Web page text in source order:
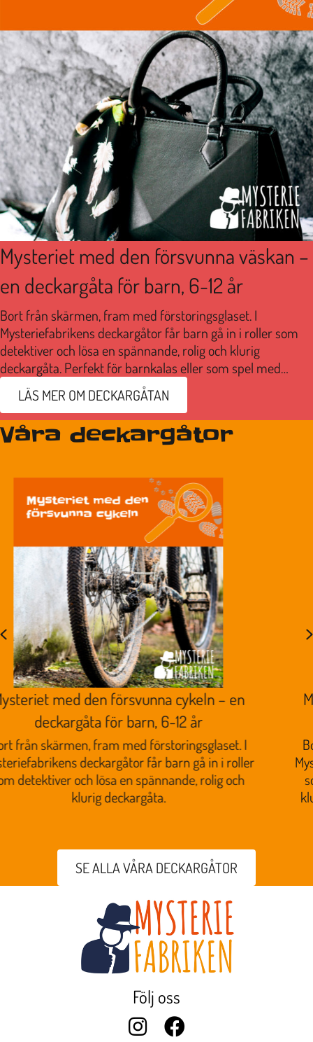
Mysteriet med den försvunna väskan –
en deckargåta för barn, 6-12 år
Bort från skärmen, fram med förstoringsglaset. I
Mysteriefabrikens deckargåtor får barn gå in i roller som
detektiver och lösa en spännande, rolig och klurig
deckargåta. Perfekt för barnkalas eller som spel med
familj och vänner.
LÄS MER OM DECKARGÅTAN
Våra deckargåtor
Mysteriet med den försvunna väskan – en
deckargåta för barn, 6-12 år
Bort från skärmen, fram med förstoringsglaset. I
Mysteriefabrikens deckargåtor får barn gå in i roller
som detektiver och lösa en spännande, rolig och
klurig deckargåta. Perfekt för barnkalas eller som
Previous
SE ALLA VÅRA DECKARGÅTOR
Följ oss